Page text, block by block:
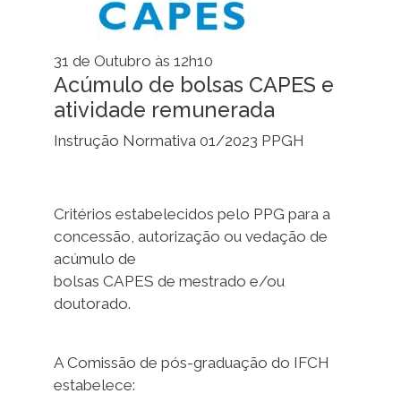
31 de Outubro às 12h10
Acúmulo de bolsas CAPES e
atividade remunerada
Instrução Normativa 01/2023 PPGH
Critérios estabelecidos pelo PPG para a
concessão, autorização ou vedação de
acúmulo de
bolsas CAPES de mestrado e/ou
doutorado.
A Comissão de pós-graduação do IFCH
estabelece: